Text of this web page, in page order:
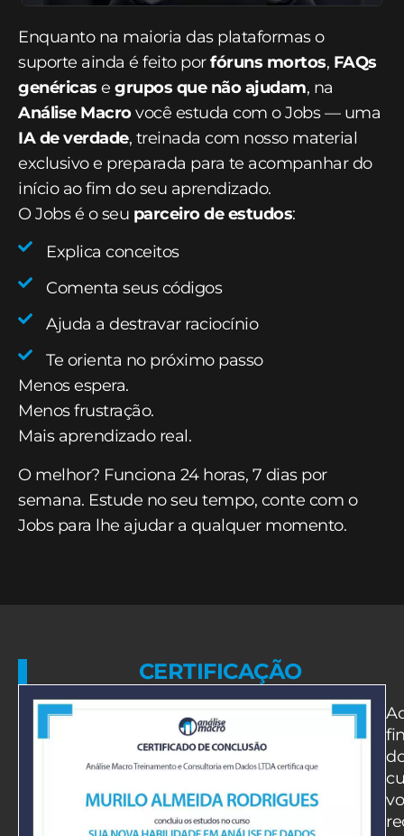
Enquanto na maioria das plataformas o
suporte ainda é feito porfóruns mortos, FAQs
genéricas e grupos que não ajudam, na
Análise Macrovocê estuda com o Jobs — uma
IA de verdade, treinada com nosso material
exclusivo e preparada para te acompanhar do
início ao fim do seu aprendizado.
O Jobs é o seu parceiro de estudos:
Explica conceitos
Comenta seus códigos
Ajuda a destravar raciocínio
Te orienta no próximo passo
Menos espera.
Menos frustração.
Mais aprendizado real.
O melhor? Funciona 24 horas, 7 dias por
semana. Estude no seu tempo, conte com o
Jobs para lhe ajudar a qualquer momento.
CERTIFICAÇÃO